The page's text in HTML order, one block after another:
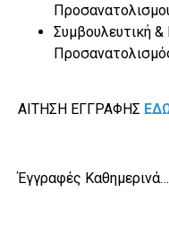
Συμβουλευτική
ΑΙΤΗΣΗ ΕΓΓΡΑΦΗΣ
Έγγραφές Καθημερινά…